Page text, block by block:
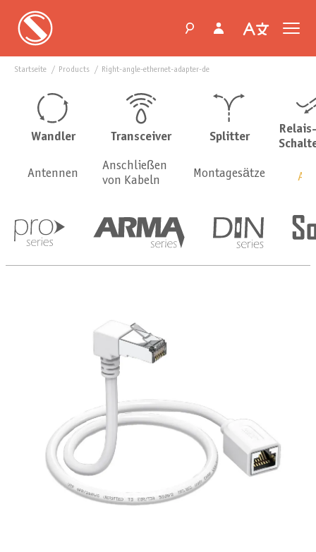
Startseite products right-angle-ethernet-adapter-de
Wandler Transceiver Splitter
Relais-
Antennen
Anschließen
von Kabeln
Montagesätze